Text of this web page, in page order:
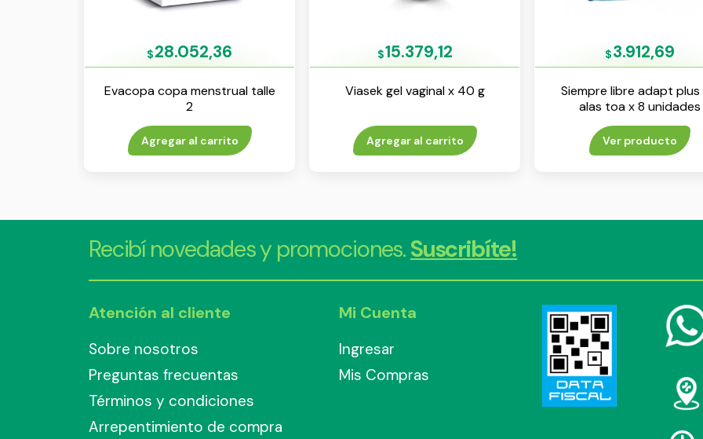
$28.052,36
Evacopa copa menstrual talle
2
Agregar al carrito
$15.379,12
Viasek gel vaginal x 40 g
Agregar al carrito
$3.912,69
Siempre libre adapt plus
alas toa x 8 unidades
Ver producto
Recibí novedades y promociones.Suscribíte!
Atención al cliente
Sobre nosotros
Preguntas frecuentas
Términos y condiciones
Arrepentimiento de compra
Mi Cuenta
Ingresar
Mis Compras